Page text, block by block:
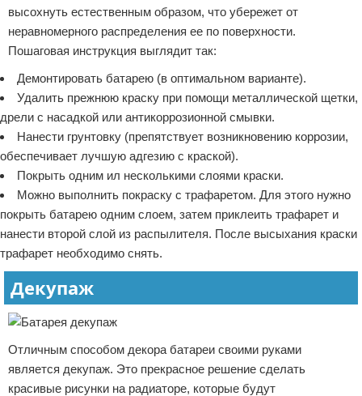
высохнуть естественным образом, что убережет от
неравномерного распределения ее по поверхности.
Пошаговая инструкция выглядит так:
Демонтировать батарею (в оптимальном варианте).
Удалить прежнюю краску при помощи металлической щетки,
дрели с насадкой или антикоррозионной смывки.
Нанести грунтовку (препятствует возникновению коррозии,
обеспечивает лучшую адгезию с краской).
Покрыть одним ил несколькими слоями краски.
Можно выполнить покраску с трафаретом. Для этого нужно
покрыть батарею одним слоем, затем приклеить трафарет и
нанести второй слой из распылителя. После высыхания краски
трафарет необходимо снять.
Декупаж
Отличным способом декора батареи своими руками
является декупаж. Это прекрасное решение сделать
красивые рисунки на радиаторе, которые будут